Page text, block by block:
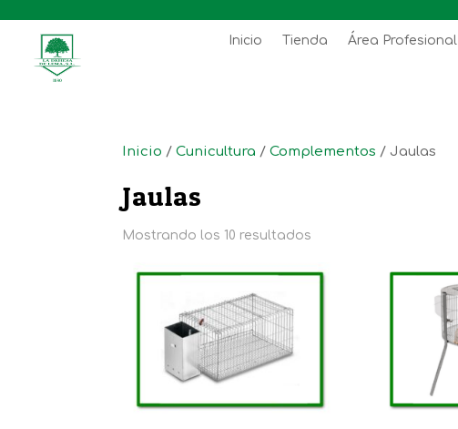
Inicio Tienda Área Profesional
Inicio /Cunicultura /Complementos / Jaulas
Jaulas
Mostrando los 10 resultados